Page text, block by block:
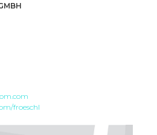
froeschl